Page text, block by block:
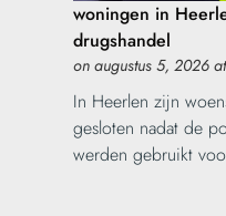
woningen in
drugshandel
on augustus 5, 2026
In Heerlen zijn
gesloten nadat de
werden gebruikt